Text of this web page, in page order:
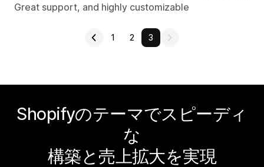
Great support, and highly customizable
1 2 3
Shopifyのテーマでスピーディ
な
構築と売上拡大を実現